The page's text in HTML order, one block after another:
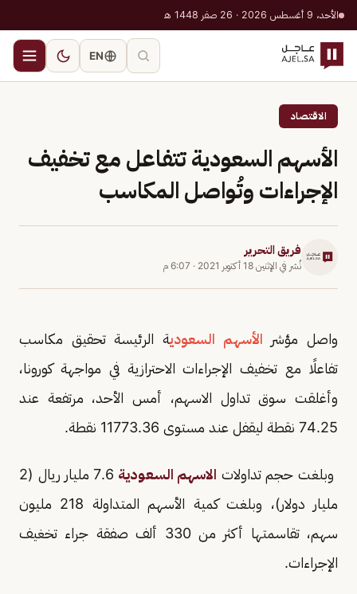
الأحد، 9 أغسطس 2026 · 26 صفر 1448 هـ
EN
الاقتصاد
الأسهم السعودية تتفاعل مع تخفيف
الإجراءات وتُواصل المكاسب
فريق التحرير
نُشر في الإثنين 18 أكتوبر 2021 · 6:07 م
واصل مؤشر الأسهم السعودية الرئيسة تحقيق مكاسب
تفاعلًا مع تخفيف الإجراءات الاحترازية في مواجهة كورونا،
وأغلقت سوق تداول الاسهم، أمس الأحد، مرتفعة عند
74.25 نقطة ليقفل عند مستوى 11773.36 نقطة.
وبلغت حجم تداولات الاسهم السعودية
7.6 مليار ريال (2
مليار دولار)، وبلغت كمية الأسهم المتداولة 218 مليون
سهم، تقاسمتها أكثر من 330 ألف صفقة جراء تخغيف
الإجراءات.